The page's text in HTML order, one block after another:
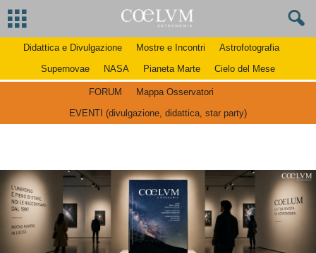
Didattica e Divulgazione Mostre e Incontri
Astrofotografia
Supernovae
NASA Pianeta Marte Cielo del Mese
FORUM
Mappa Osservatori
EVENTI (divulgazione, didattica, star party)